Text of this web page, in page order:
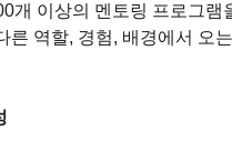
개 이상의 멘토링 프로그램
역할, 경험, 배경에서 오